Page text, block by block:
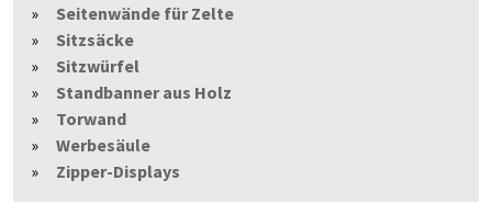
Seitenwände für Zelte
Sitzsäcke
Sitzwürfel
Standbanner aus Holz
Torwand
Werbesäule
Zipper-Displays